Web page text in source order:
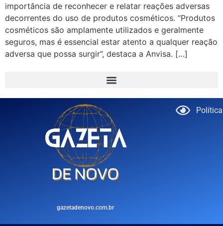
importância de reconhecer e relatar reações adversas
decorrentes do uso de produtos cosméticos. “Produtos
cosméticos são amplamente utilizados e geralmente
seguros, mas é essencial estar atento a qualquer reação
adversa que possa surgir”, destaca a Anvisa. […]
gazetadenovo.com.br